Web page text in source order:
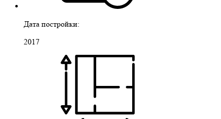
Дата постройки:
2017